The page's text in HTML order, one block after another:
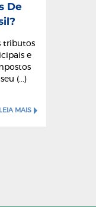
De
tributos
e
(...)
LEIA MAIS